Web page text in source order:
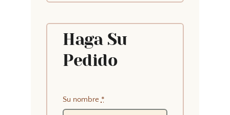
Haga Su
Pedido
Su nombre *